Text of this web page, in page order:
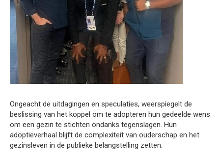
Ongeacht de uitdagingen en speculaties, weerspiegelt de
beslissing van het koppel om te adopteren hun gedeelde wens
om een gezin te stichten ondanks tegenslagen. Hun
adoptieverhaal blijft de complexiteit van ouderschap en het
gezinsleven in de publieke belangstelling zetten.